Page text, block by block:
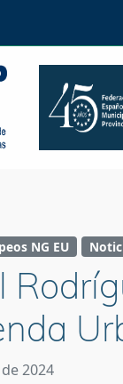
NG EU
2024